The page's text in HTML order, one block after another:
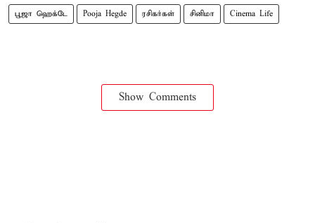
பூஜா ஹெக்டே Pooja Hegde ரசிகர்கள் சினிமா Cinema Life
Show Comments